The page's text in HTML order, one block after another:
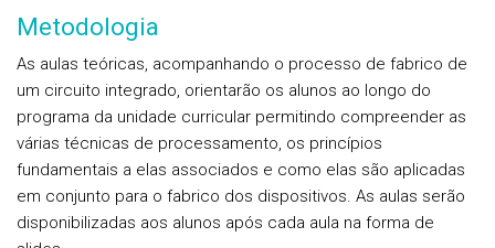
Metodologia
As aulas teóricas, acompanhando o processo de fabrico de
um circuito integrado, orientarão os alunos ao longo do
programa da unidade curricular permitindo compreender as
várias técnicas de processamento, os princípios
fundamentais a elas associados e como elas são aplicadas
em conjunto para o fabrico dos dispositivos. As aulas serão
disponibilizadas aos alunos após cada aula na forma de